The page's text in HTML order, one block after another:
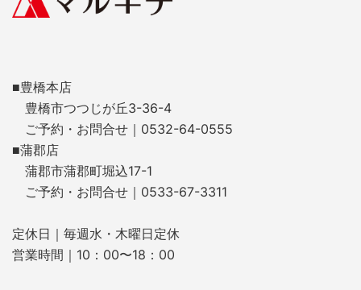
■豊橋本店
豊橋市つつじが丘3-36-4
ご予約・お問合せ｜0532-64-0555
■蒲郡店
蒲郡市蒲郡町堀込17-1
ご予約・お問合せ｜0533-67-3311
定休日｜毎週水・木曜日定休
営業時間｜10：00〜18：00